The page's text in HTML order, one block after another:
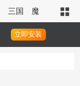
三国 魔幻 策略
立即安装